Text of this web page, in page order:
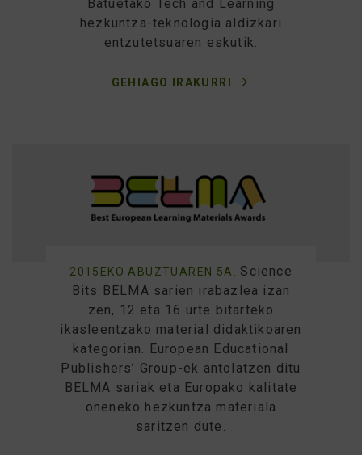
Batuetako Tech and Learning
hezkuntza-teknologia aldizkari
entzutetsuaren eskutik.
GEHIAGO IRAKURRI
2015EKO ABUZTUAREN 5A. Science
Bits BELMA sarien irabazlea izan
zen, 12 eta 16 urte bitarteko
ikasleentzako material didaktikoaren
kategorian. European Educational
Publishers’ Group-ek antolatzen ditu
BELMA sariak eta Europako kalitate
oneneko hezkuntza materiala
saritzen dute.